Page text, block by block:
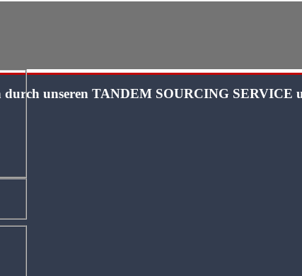
durch unseren TANDEM SOURCING SERVICE